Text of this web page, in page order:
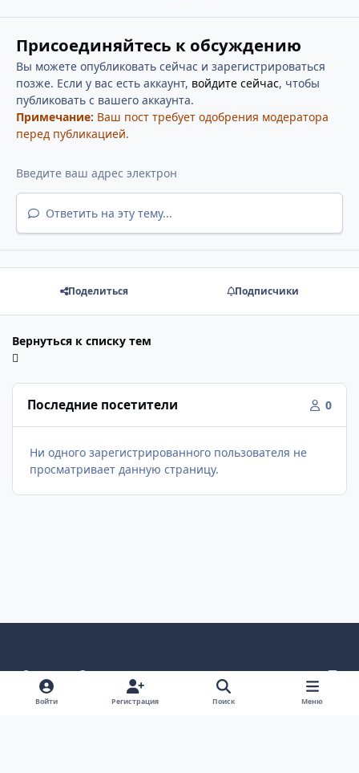
Присоединяйтесь к обсуждению
Вы можете опубликовать сейчас и зарегистрироваться
позже. Если у вас есть аккаунт, войдите сейчас, чтобы
публиковать с вашего аккаунта.
Примечание: Ваш пост требует одобрения модератора
перед публикацией.
Ответить на эту тему...
Поделиться Подписчики
Вернуться к списку тем
Последние посетители 0
Ни одного зарегистрированного пользователя не
просматривает данную страницу.
Светлый режим
Темный режим
Как в системе
v
k
Политика конфиденциальности
Войти Регистрация Поиск Меню